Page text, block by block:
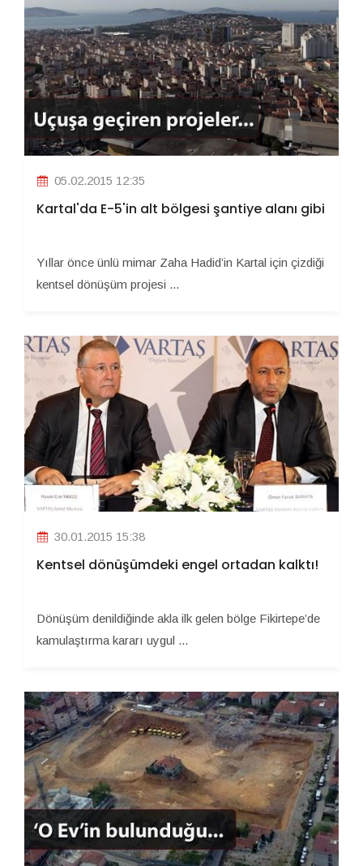
05.02.2015 12:35
Kartal'da E-5'in alt bölgesi şantiye alanı gibi
Yıllar önce ünlü mimar Zaha Hadid’in Kartal için çizdiği
kentsel dönüşüm projesi ...
30.01.2015 15:38
Kentsel dönüşümdeki engel ortadan kalktı!
Dönüşüm denildiğinde akla ilk gelen bölge Fikirtepe’de
kamulaştırma kararı uygul ...